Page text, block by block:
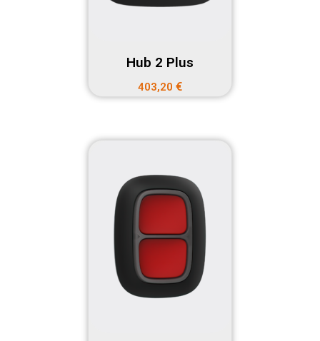
Hub 2 Plus
403,20 €